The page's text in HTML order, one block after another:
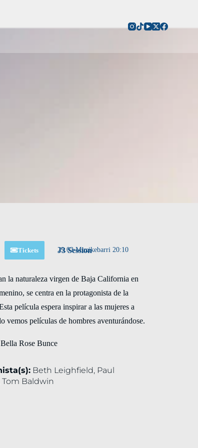
Tickets J3 Session
29.02 Muxikebarri 20:10
la naturaleza virgen de Baja California en
se centra en la protagonista de la
película espera inspirar a las mujeres a
vemos películas de hombres aventurándose.
Bella Rose Bunce
Beth Leighfield, Paul
Tom Baldwin